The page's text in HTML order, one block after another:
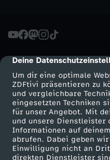
cmp-dialog-
Deine
Um dir eine optimale
ZDFtivi präsentieren zu
und vergleichbare
eingesetzten Techniken
für unser Angebot. Mit
und unsere Dienstleister
Informationen auf
abrufen. Dabei geben
Einwilligung nicht an
direkten Dienstleister
n
c
e
-
M
Mehr ZDF
ZDF-Apps
Smart TV